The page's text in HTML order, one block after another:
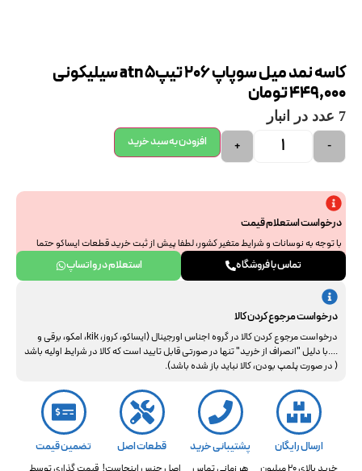
کاسه نمد میل سوپاپ 206 تیپ5 atn سیلیکونی
449,000تومان
7 عدد در انبار
-
+ افزودن به سبد خرید
درخواست استعلام قیمت
با توجه به نوسانات و شرایط متغیر کشور، لطفا پیش از ثبت خرید قطعات ایساکو حتما
جهت استعلام نهایی با ما هماهنگ فرمایید. از همراهی و درک شما سپاسگزاریم.
تماس با فروشگاه استعلام در واتساپ
درخواست مرجوع کردن کالا
درخواست مرجوع کردن کالا در گروه اجناس اورجینال (ایساکو، کروز، kik، امکو، برقی و
....با دلیل "انصراف از خرید" تنها در صورتی قابل تایید است که کالا در شرایط اولیه باشد
( در صورت پلمپ بودن، کالا نباید باز شده باشد).
ارسال رایگان پشتیبانی خرید قطعات اصل تضمین قیمت